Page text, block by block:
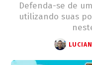
Defenda-se de
utilizando suas